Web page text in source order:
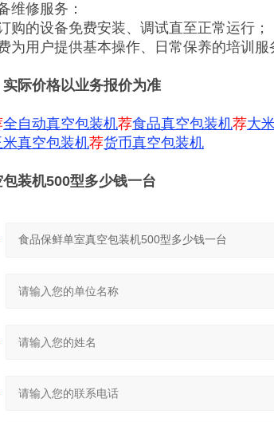
维修服务：
购的设备免费安装、调试直至正常运行；
为用户提供基本操作、日常保养的培训服
际价格以业务报价为准
全自动真空包装机荐食品真空包装机荐大
米真空包装机荐货币真空包装机
装机500型多少钱一台